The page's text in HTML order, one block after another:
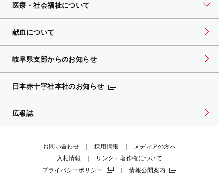
医療・社会福祉について
献血について
岐阜県支部からのお知らせ
日本赤十字社本社のお知らせ
広報誌
お問い合わせ 採用情報
メディアの方へ
入札情報
リンク・著作権について
プライバシーポリシー
情報公開案内